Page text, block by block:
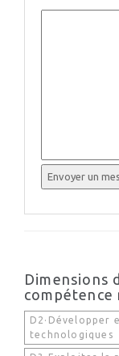
Dimensions
compétence
D2·Développer
technologiques